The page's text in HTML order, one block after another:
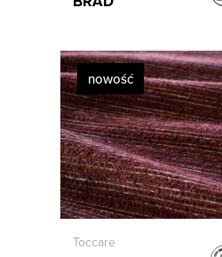
nowość
Toccare